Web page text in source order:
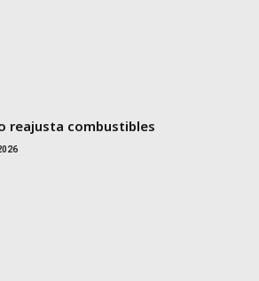
reajusta combustibles